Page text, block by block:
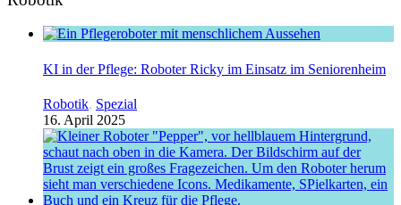
KI in der Pflege: Roboter Ricky im Einsatz im Seniorenheim
Robotik, Spezial
16. April 2025